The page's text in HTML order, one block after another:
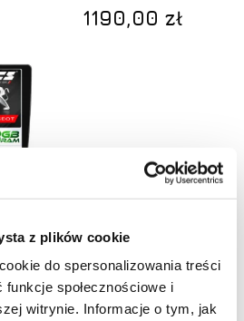
z plików cookie
do spersonalizowania treści
społecznościowe i
witrynie. Informacje o tym, jak
w koszyku.
1190,00zł